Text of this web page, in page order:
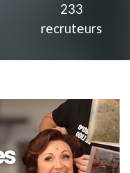
233
recruteurs